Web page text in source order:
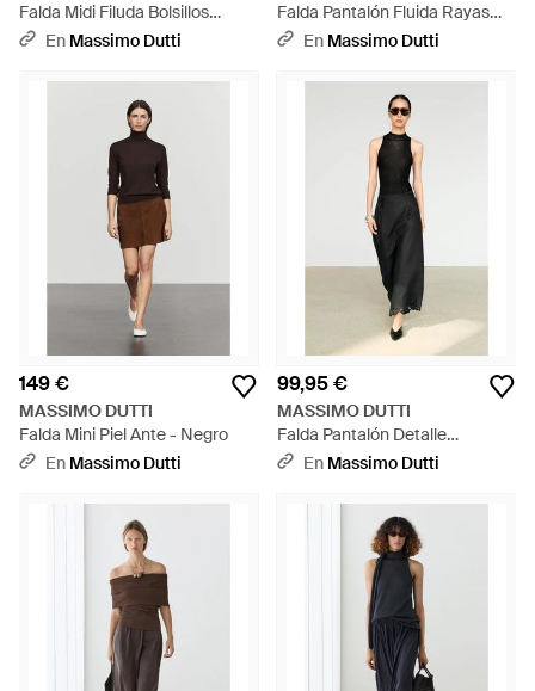
Falda Midi Filuda Bolsillos
Satinada - Azul
En Massimo Dutti
Falda Pantalón Fluida Rayas
Con Lino - Blanco
En Massimo Dutti
149 €
MASSIMO DUTTI
Falda Mini Piel Ante - Negro
En Massimo Dutti
99,95 €
MASSIMO DUTTI
Falda Pantalón Detalle
Bordados 100% Lino - Negro
En Massimo Dutti